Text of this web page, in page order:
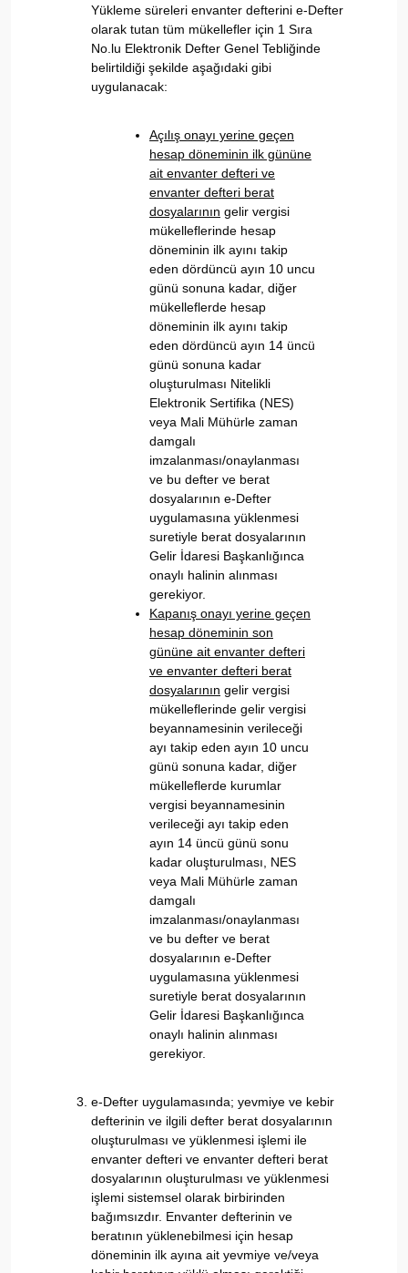
Yükleme süreleri envanter defterini e-Defter
olarak tutan tüm mükellefler için 1 Sıra
No.lu Elektronik Defter Genel Tebliğinde
belirtildiği şekilde aşağıdaki gibi
uygulanacak:
Açılış onayı yerine geçen
hesap döneminin ilk gününe
ait envanter defteri ve
envanter defteri berat
dosyalarının gelir vergisi
mükelleflerinde hesap
döneminin ilk ayını takip
eden dördüncü ayın 10 uncu
günü sonuna kadar, diğer
mükelleflerde hesap
döneminin ilk ayını takip
eden dördüncü ayın 14 üncü
günü sonuna kadar
oluşturulması Nitelikli
Elektronik Sertifika (NES)
veya Mali Mühürle zaman
damgalı
imzalanması/onaylanması
ve bu defter ve berat
dosyalarının e-Defter
uygulamasına yüklenmesi
suretiyle berat dosyalarının
Gelir İdaresi Başkanlığınca
onaylı halinin alınması
gerekiyor.
Kapanış onayı yerine geçen
hesap döneminin son
gününe ait envanter defteri
ve envanter defteri berat
dosyalarının gelir vergisi
mükelleflerinde gelir vergisi
beyannamesinin verileceği
ayı takip eden ayın 10 uncu
günü sonuna kadar, diğer
mükelleflerde kurumlar
vergisi beyannamesinin
verileceği ayı takip eden
ayın 14 üncü günü sonu
kadar oluşturulması, NES
veya Mali Mühürle zaman
damgalı
imzalanması/onaylanması
ve bu defter ve berat
dosyalarının e-Defter
uygulamasına yüklenmesi
suretiyle berat dosyalarının
Gelir İdaresi Başkanlığınca
onaylı halinin alınması
gerekiyor.
e-Defter uygulamasında; yevmiye ve kebir
defterinin ve ilgili defter berat dosyalarının
oluşturulması ve yüklenmesi işlemi ile
envanter defteri ve envanter defteri berat
dosyalarının oluşturulması ve yüklenmesi
işlemi sistemsel olarak birbirinden
bağımsızdır. Envanter defterinin ve
beratının yüklenebilmesi için hesap
döneminin ilk ayına ait yevmiye ve/veya